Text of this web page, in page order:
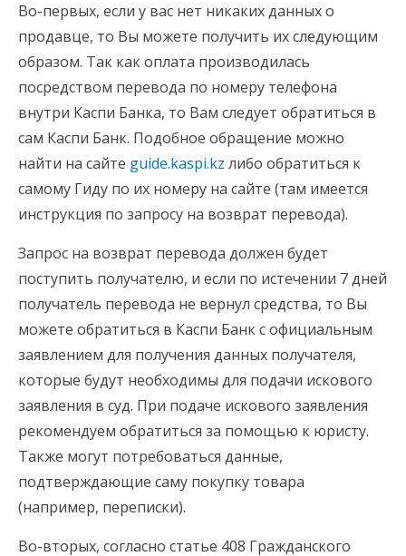
Во-первых, если у вас нет никаких данных о
продавце, то Вы можете получить их следующим
образом. Так как оплата производилась
посредством перевода по номеру телефона
внутри Каспи Банка, то Вам следует обратиться в
сам Каспи Банк. Подобное обращение можно
найти на сайте guide.kaspi.kz либо обратиться к
самому Гиду по их номеру на сайте (там имеется
инструкция по запросу на возврат перевода).
Запрос на возврат перевода должен будет
поступить получателю, и если по истечении 7 дней
получатель перевода не вернул средства, то Вы
можете обратиться в Каспи Банк с официальным
заявлением для получения данных получателя,
которые будут необходимы для подачи искового
заявления в суд. При подаче искового заявления
рекомендуем обратиться за помощью к юристу.
Также могут потребоваться данные,
подтверждающие саму покупку товара
(например, переписки).
Во-вторых, согласно статье 408 Гражданского